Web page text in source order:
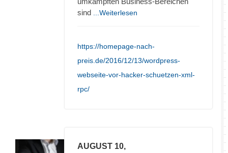
sind
...Weiterlesen
https://homepage-nach-
preis.de/2016/12/13/wordpress-
webseite-vor-hacker-schuetzen-xml-
rpc/
AUGUST 10,